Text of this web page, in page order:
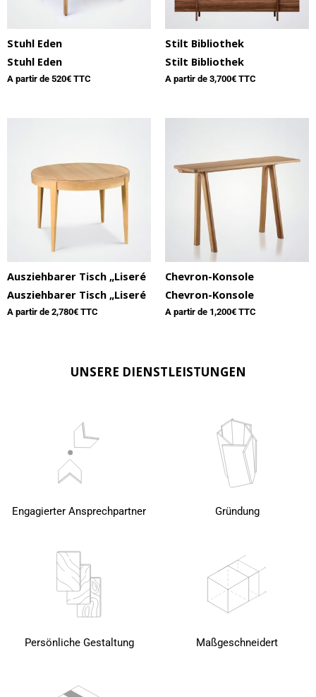
Stuhl Eden
Stuhl Eden
A partir de 520€ TTC
Stilt Bibliothek
Stilt Bibliothek
A partir de 3,700€ TTC
Ausziehbarer Tisch „Liseré
Ausziehbarer Tisch „Liseré
A partir de 2,780€ TTC
Chevron-Konsole
Chevron-Konsole
A partir de 1,200€ TTC
UNSERE DIENSTLEISTUNGEN
Engagierter Ansprechpartner Gründung
Persönliche Gestaltung Maßgeschneidert